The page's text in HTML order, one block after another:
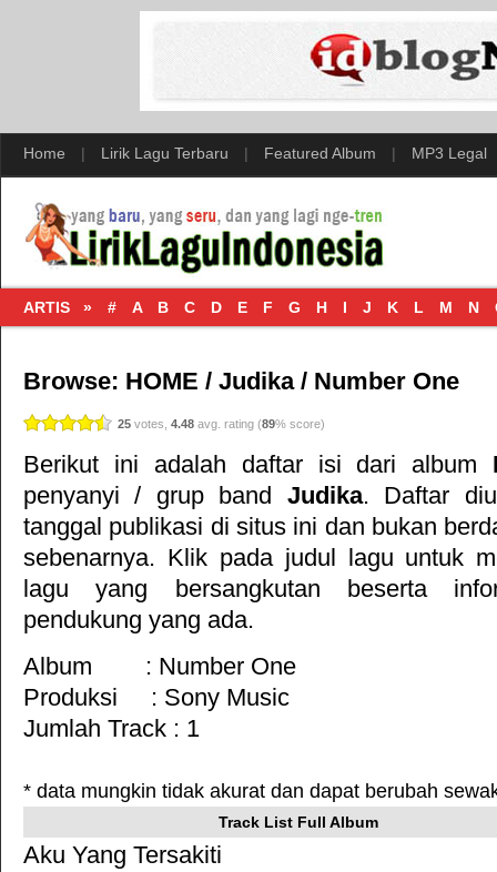
Home | Lirik Lagu Terbaru | Featured Album | MP3 Legal
ARTIS » # A B C D E F G H I J K L M N
Browse: HOME / Judika/ Number One
25 votes, 4.48 avg. rating (89% score)
Berikut ini adalah daftar isi dari album
penyanyi / grup band Judika. Daftar
tanggal publikasi di situs ini dan bukan
sebenarnya. Klik pada judul lagu untuk
lagu yang bersangkutan beserta
pendukung yang ada.
Album : Number One
Produksi : Sony Music
Jumlah Track : 1
* data mungkin tidak akurat dan dapat berubah
Track List Full Album
Aku Yang Tersakiti